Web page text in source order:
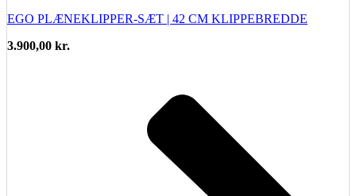
EGO PLÆNEKLIPPER-SÆT | 42 CM KLIPPEBREDDE
3.900,00 kr.